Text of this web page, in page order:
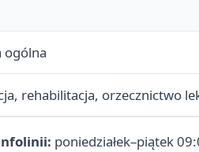
rehabilitacja, orzecznictwo
poniedziałek–piątek